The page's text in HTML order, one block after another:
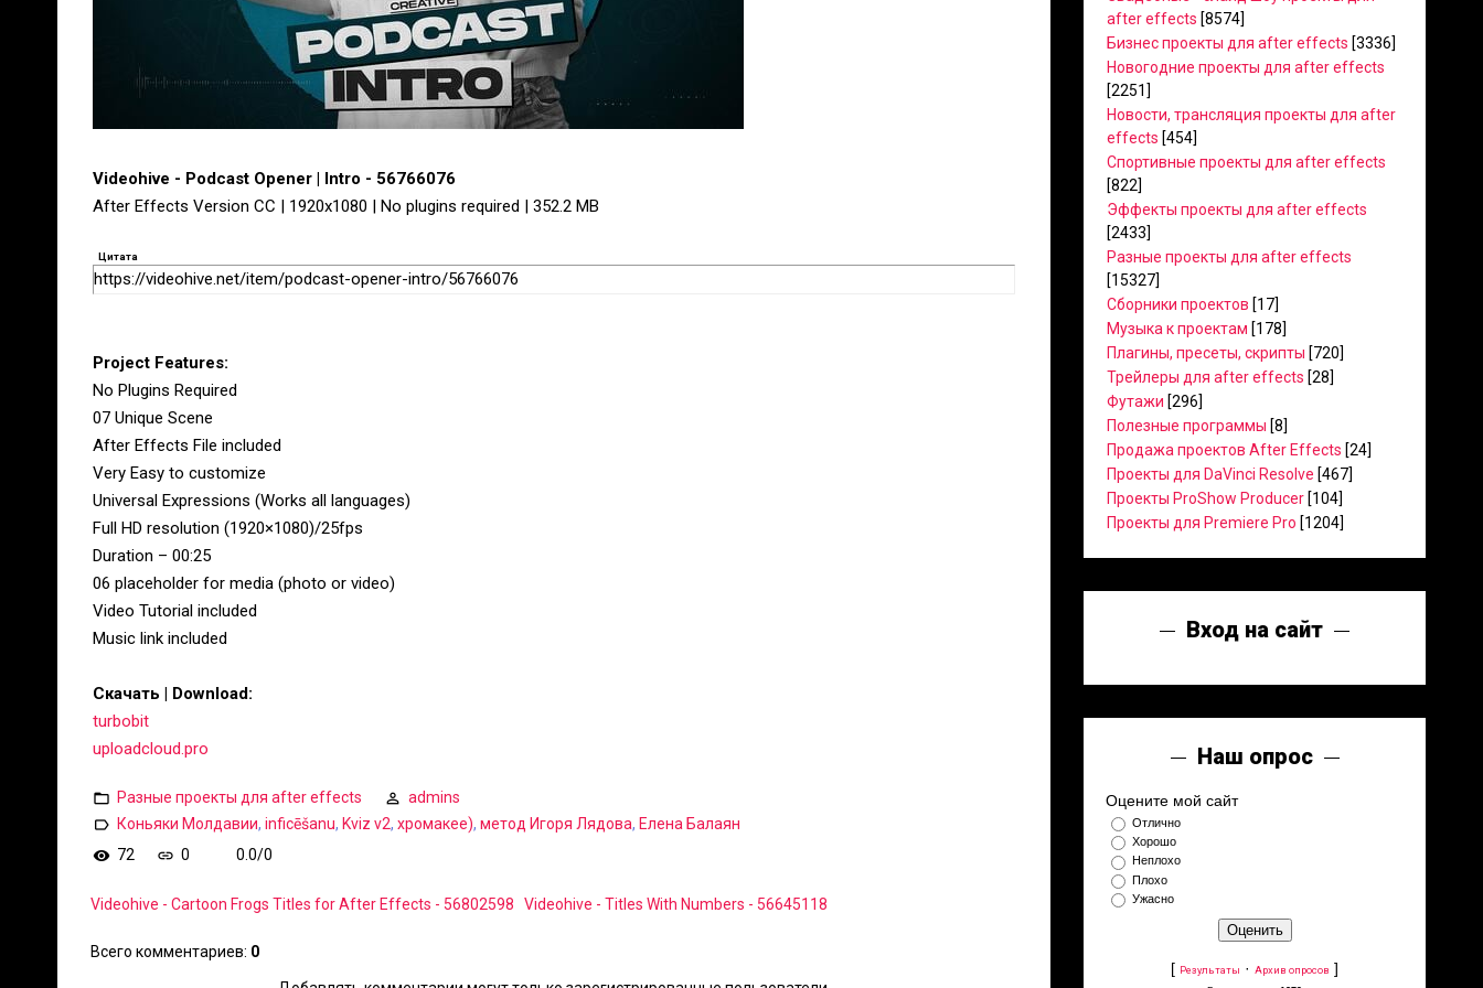
Videohive - Podcast Opener | Intro - 56766076
After Effects Version CC | 1920x1080 | No plugins required | 352.2 MB
Цитата
https://videohive.net/item/podcast-opener-intro/56766076
Project Features:
No Plugins Required
07 Unique Scene
After Effects File included
Very Easy to customize
Universal Expressions (Works all languages)
Full HD resolution (1920×1080)/25fps
Duration – 00:25
06 placeholder for media (photo or video)
Video Tutorial included
Music link included
Скачать | Download:
turbobit
uploadcloud.pro
Разные проекты для after effects
admins
Коньяки Молдавии, inficēšanu, Kviz v2, хромакее), метод Игоря Лядова, Елена Балаян
72
0 0.0/0
Videohive - Cartoon Frogs Titles for After Effects - 56802598 Videohive - Titles With Numbers - 56645118
Всего комментариев: 0
after effects [8574]
Бизнес проекты для after effects [3336]
Новогодние проекты для after effects
[2251]
Новости, трансляция проекты для after
effects [454]
Спортивные проекты для after effects
[822]
Эффекты проекты для after effects
[2433]
Разные проекты для after effects
[15327]
Сборники проектов [17]
Музыка к проектам [178]
Плагины, пресеты, скрипты [720]
Трейлеры для after effects [28]
Футажи [296]
Полезные программы [8]
Продажа проектов After Effects [24]
Проекты для DaVinci Resolve [467]
Проекты ProShow Producer [104]
Проекты для Premiere Pro [1204]
Вход на сайт
Наш опрос
Оцените мой сайт
Отлично
Хорошо
Неплохо
Плохо
Ужасно
[ Результаты · Архив опросов ]